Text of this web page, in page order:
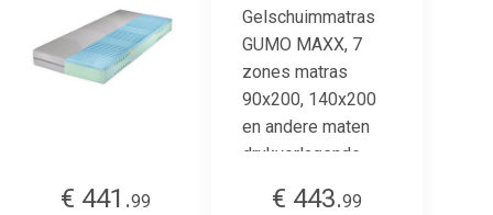
€ 441.99
€ 443.99